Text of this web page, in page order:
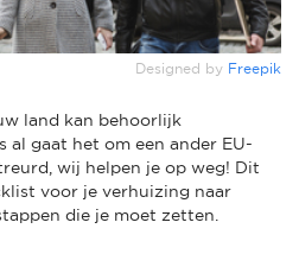
Designed by Freepik
land kan behoorlijk
al gaat het om een ander EU-
wij helpen je op weg! Dit
voor je verhuizing naar
die je moet zetten.